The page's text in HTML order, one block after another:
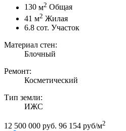
130 м2 Общая
41 м2 Жилая
6.8 сот. Участок
Материал стен:
Блочный
Ремонт:
Косметический
Тип земли:
ИЖС
12 500 000 руб. 96 154 руб/м2